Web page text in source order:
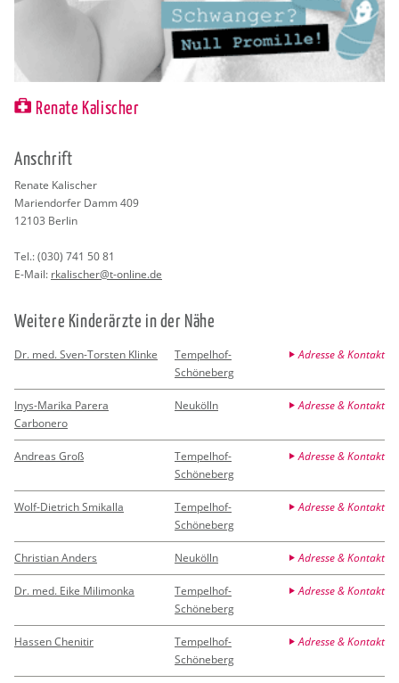
Renate Kalischer
An­schrift
Re­na­te Ka­li­scher
Ma­ri­en­dor­fer Damm 409
12103 Ber­lin
Tel.:(030) 741 50 81
E-Mail: rka­li­scher@​t-​online.​de
Wei­te­re Kin­der­ärz­te in der Nähe
Dr. med. Sven-Torsten Klinke
Tempelhof-
Schöneberg
Adresse & Kontakt
Inys-Marika Parera
Carbonero
Neukölln Adresse & Kontakt
Andreas Groß
Tempelhof-
Schöneberg
Adresse & Kontakt
Wolf-Dietrich Smikalla
Tempelhof-
Schöneberg
Adresse & Kontakt
Christian Anders Neukölln Adresse & Kontakt
Dr. med. Eike Milimonka
Tempelhof-
Schöneberg
Adresse & Kontakt
Hassen Chenitir
Tempelhof-
Schöneberg
Adresse & Kontakt